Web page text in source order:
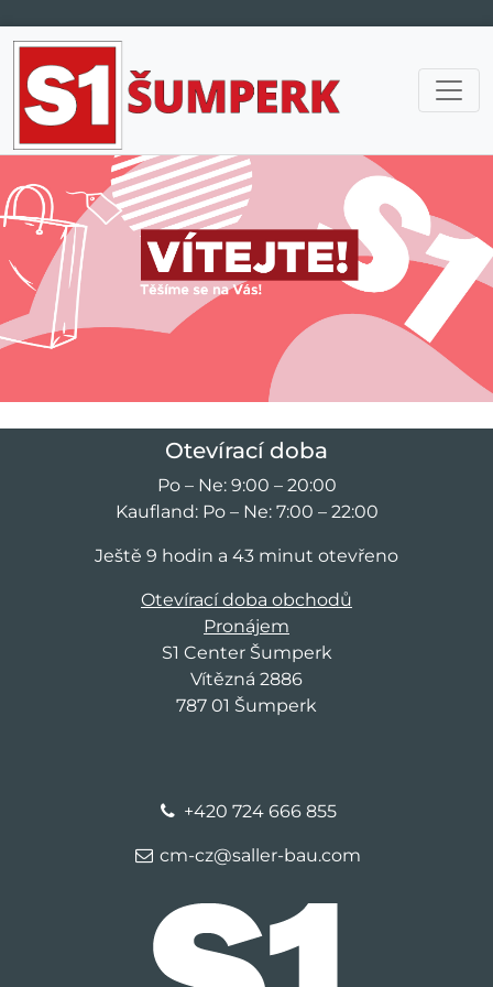
Hlavní navigace
Otevírací doba
Po – Ne: 9:00 – 20:00
Kaufland: Po – Ne: 7:00 – 22:00
Ještě 9 hodin a 43 minut otevřeno
Otevírací doba obchodů
Pronájem
S1 Center Šumperk
Vítězná 2886
787 01 Šumperk
+420 724 666 855
cm-cz@saller-bau.com